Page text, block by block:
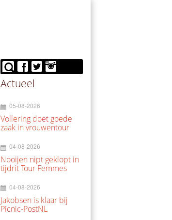
Actueel
05-08-2026
Vollering doet goede
zaak in vrouwentour
04-08-2026
Nooijen nipt geklopt in
tijdrit Tour Femmes
04-08-2026
Jakobsen is klaar bij
Picnic-PostNL